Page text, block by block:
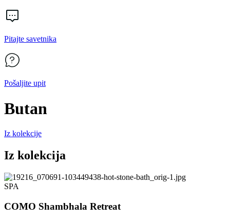
Pitajte savetnika
Pošaljite upit
Butan
Iz kolekcije
Iz kolekcija
SPA
COMO Shambhala Retreat